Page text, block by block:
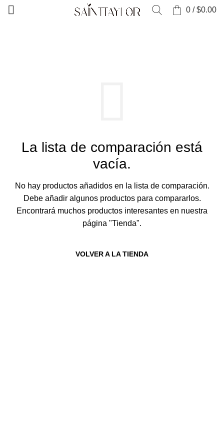
0 / $0.00
La lista de comparación está
vacía.
No hay productos añadidos en la lista de comparación.
Debe añadir algunos productos para compararlos.
Encontrará muchos productos interesantes en nuestra
página "Tienda".
VOLVER A LA TIENDA